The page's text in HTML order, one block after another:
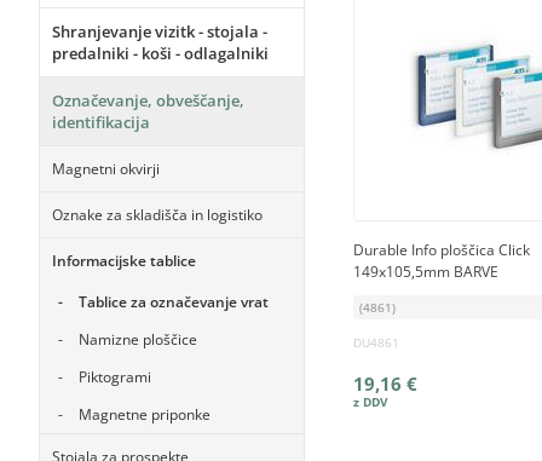
Shranjevanje vizitk - stojala -
predalniki - koši - odlagalniki
Označevanje, obveščanje,
identifikacija
Magnetni okvirji
Oznake za skladišča in logistiko
Informacijske tablice
Tablice za označevanje vrat
Namizne ploščice
Piktogrami
Magnetne priponke
Stojala za prospekte
Durable Info ploščica Click
149x105,5mm BARVE
(4861)
DU4861
19,16 €